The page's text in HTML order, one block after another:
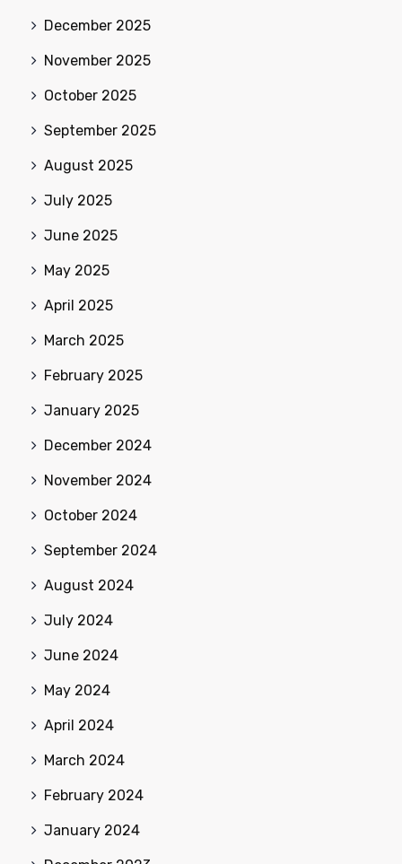
December 2025
November 2025
October 2025
September 2025
August 2025
July 2025
June 2025
May 2025
April 2025
March 2025
February 2025
January 2025
December 2024
November 2024
October 2024
September 2024
August 2024
July 2024
June 2024
May 2024
April 2024
March 2024
February 2024
January 2024